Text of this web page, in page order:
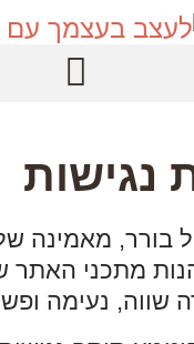
נגישות
בורר, מאמינה
מתכני האתר
שווה, נעימה